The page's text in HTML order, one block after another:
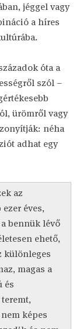
jéggel vagy
a híres
óta a
szól –
ürömről vagy
néha
adhat egy
az
éves,
bennük lévő
ehető,
különleges
magas a
és
képes